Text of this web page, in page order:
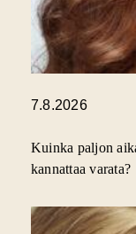
7.8.2026
Kuinka paljon
kannattaa varata?